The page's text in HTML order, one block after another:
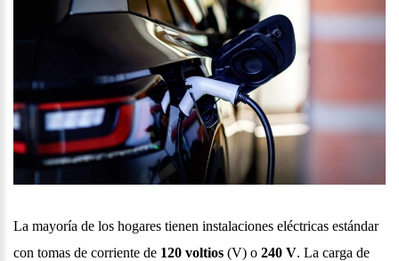
La mayoría de los hogares tienen instalaciones eléctricas estándar
con tomas de corriente de 120 voltios (V) o 240 V. La carga de